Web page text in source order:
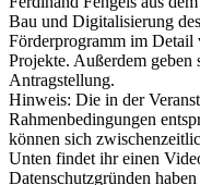
Bau und Digitalisierung
Förderprogramm im
Projekte. Außerdem
Antragstellung.
Hinweis: Die in der
Rahmenbedingungen
können sich
Unten findet ihr einen
Datenschutzgründen